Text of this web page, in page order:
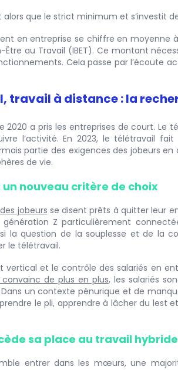
alors que le strict minimum et s’investit
en entreprise se chiffre en moyenne
Être au Travail (IBET). Ce montant
Cela passe par l’écoute
travail à distance : la
2020 a pris les entreprises de court. Le
l’activité. En 2023, le télétravail
partie des exigences des jobeurs
de vie.
nouveau critère de choix
jobeurs se disent prêts à quitter leur
génération Z particulièrement
la question de la souplesse et de la
le télétravail.
vertical et le contrôle des salariés en
de plus en plus, les salariés
un contexte pénurique et de
le pli, apprendre à lâcher du
sa place au travail hybride
entrer dans les mœurs, une